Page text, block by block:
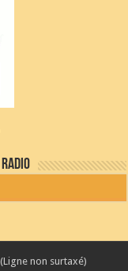
radio
non surtaxé)